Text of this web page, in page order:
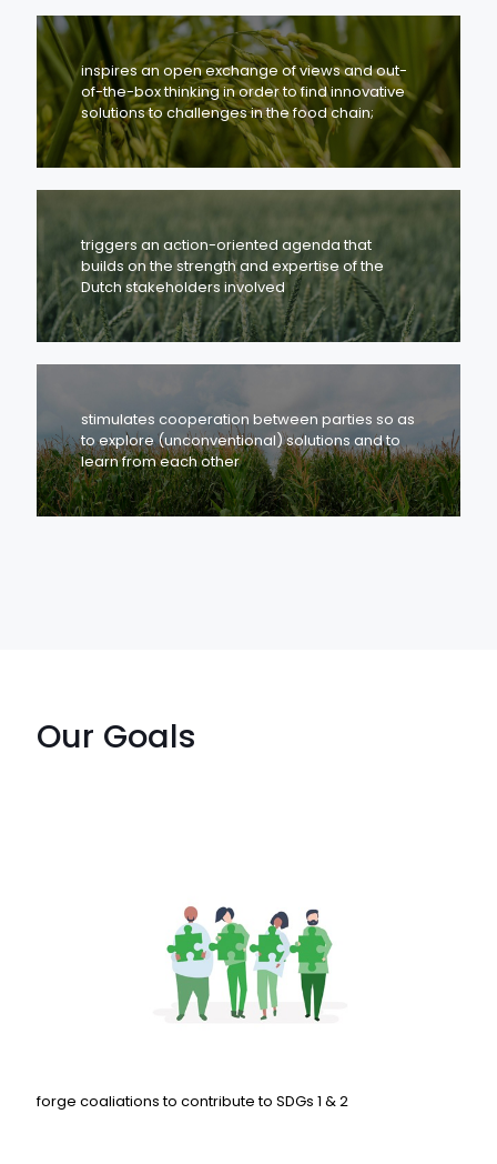
inspires an open exchange of views and out-
of-the-box thinking in order to find innovative
solutions to challenges in the food chain;
triggers an action-oriented agenda that
builds on the strength and expertise of the
Dutch stakeholders involved
stimulates cooperation between parties so as
to explore (unconventional) solutions and to
learn from each other
Our Goals
forge coaliations to contribute to SDGs 1 & 2